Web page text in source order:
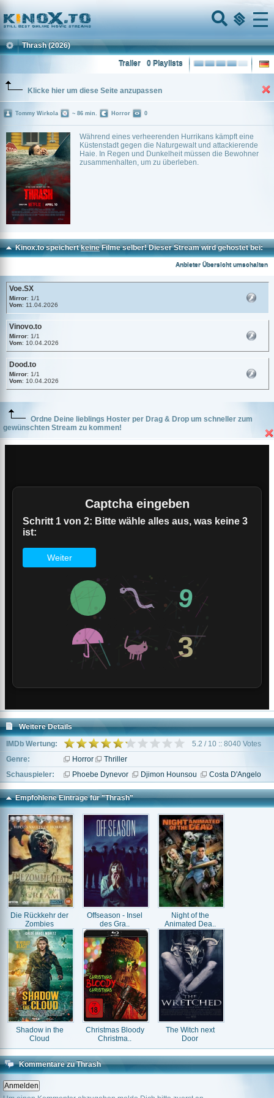
Home
Menu
Thrash (2026)
0 Playlists
Trailer
Klicke hier um diese Seite anzupassen
Während eines verheerenden Hurrikans kämpft eine
Küstenstadt gegen die Naturgewalt und attackierende
Haie. In Regen und Dunkelheit müssen die Bewohner
zusammenhalten, um zu überleben.
Tommy Wirkola ~ 86 min. Horror 0
Kinox.to speichertkeineFilme selber! Dieser Stream wird gehostet bei:
Anbieter Übersicht umschalten
Voe.SX
Mirror: 1/1
Vom: 11.04.2026
Vinovo.to
Mirror: 1/1
Vom: 10.04.2026
Dood.to
Mirror: 1/1
Vom: 10.04.2026
Ordne Deine lieblings Hoster per Drag & Drop um schneller zum
gewünschten Stream zu kommen!
Weitere Details
IMDb Wertung:
5.2 / 10 :: 8040 Votes
Genre:
Horror
Thriller
Schauspieler:
Phoebe Dynevor Djimon Hounsou Costa D'Angelo
Empfohlene Einträge für "Thrash"
Die Rückkehr der
Zombies
Offseason - Insel
des Gra..
Night of the
Animated Dea..
Shadow in the
Cloud
Christmas Bloody
Christma..
The Witch next
Door
Kommentare zu Thrash